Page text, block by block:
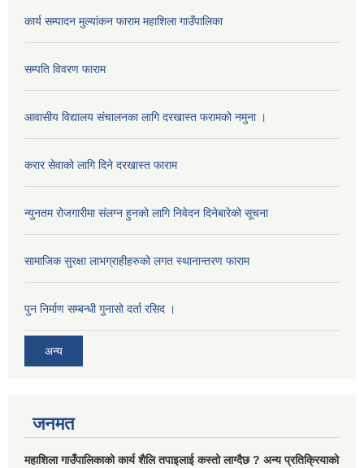
कार्य सम्पादन मुल्यांकन फाराम महाशिला गाउँपालिका
सम्पति विवरण फाराम
आवासीय विद्यालय संचालनका लागि दरखास्त फरामको नमुना ।
करार सेवाको लागि दिने दरखास्त फाराम
न्युनतम रोजगारीमा संलग्न हुनको लागि निवेदन दिनेबारेको सूचना
सामाजिक सुरक्षा लाभग्राहीहरुको लगत स्थानान्तरण फाराम
पुन निर्माण सम्बन्धी गुनासो दर्ता रसिद ।
अन्य
जनमत
महाशिला गाउँपालिकाको कार्य शैलि तपाइलाई कस्तो लाग्दैछ ? अन्य प्रतिक्रियाको